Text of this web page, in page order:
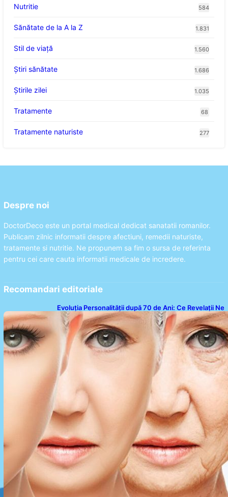
Nutritie 584
Sănătate de la A la Z 1.831
Stil de viaţă 1.560
Ştiri sănătate 1.686
Știrile zilei 1.035
Tratamente 68
Tratamente naturiste 277
Despre noi
DoctorDeco este un portal medical dedicat sanatatii romanilor.
Publicam zilnic informatii despre afectiuni, remedii naturiste,
tratamente si nutritie. Ne propunem sa fim o sursa de referinta
pentru cei care cauta informatii medicale de incredere.
Recomandari editoriale
Evoluția Personalității după 70 de Ani: Ce Revelații Ne
Oferă Studiile Psihologice